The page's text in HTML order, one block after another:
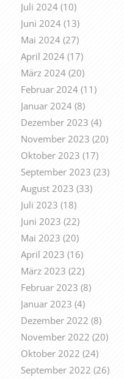
Juli 2024(10)
Juni 2024(13)
Mai 2024(27)
April 2024(17)
März 2024(20)
Februar 2024(11)
Januar 2024(8)
Dezember 2023 (4)
November 2023 (20)
Oktober 2023 (17)
September 2023 (23)
August 2023 (33)
Juli 2023 (18)
Juni 2023 (22)
Mai 2023 (20)
April 2023 (16)
März 2023 (22)
Februar 2023 (8)
Januar 2023 (4)
Dezember 2022 (8)
November 2022 (20)
Oktober 2022 (24)
September 2022 (26)